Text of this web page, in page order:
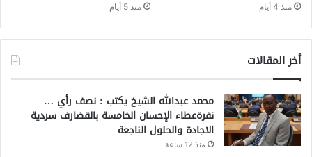
منذ 4 أيام منذ 5 أيام
أخر المقالات
محمد عبدالله الشيخ يكتب : نصف رأي …
نفرةعطاء الإحسان الخامسة بالقضارف سردية
الاجادة والحلول الناجعة
منذ 12 ساعة